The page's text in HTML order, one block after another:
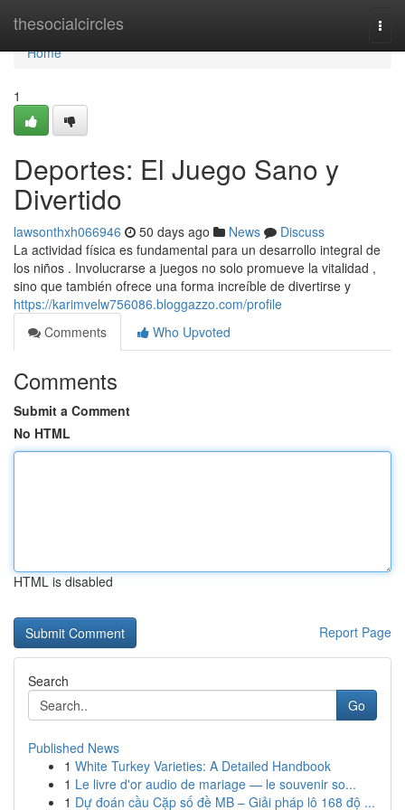
thesocialcircles
Home
Home
1
Deportes: El Juego Sano y
Divertido
lawsonthxh066946 50 days ago News
Discuss
La actividad física es fundamental para un desarrollo integral de
los niños . Involucrarse a juegos no solo promueve la vitalidad ,
sino que también ofrece una forma increíble de divertirse y
https://karimvelw756086.bloggazzo.com/profile
Comments
Who Upvoted
Comments
Submit a Comment
No HTML
HTML is disabled
Report Page
Search
Go
Published News
1 White Turkey Varieties: A Detailed Handbook
1 Le livre d'or audio de mariage — le souvenir so...
1 Dự đoán cầu Cặp số đề MB – Giải pháp lô 168 độ ...